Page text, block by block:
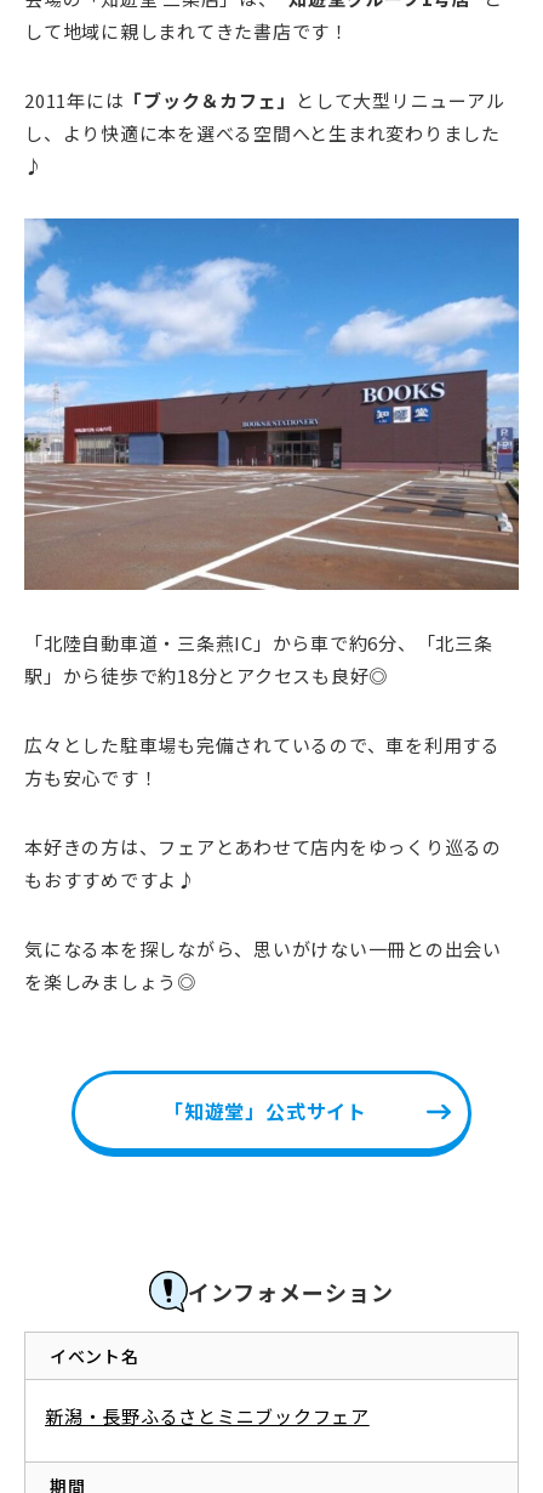
して地域に親しまれてきた書店です！
2011年には 「ブック＆カフェ」
として大型リニューアル
し、より快適に本を選べる空間へと生まれ変わりました
♪
「北陸自動車道・三条燕IC」から車で約6分、「北三条
駅」から徒歩で約18分とアクセスも良好◎
広々とした駐車場も完備されているので、車を利用する
方も安心です！
本好きの方は、フェアとあわせて店内をゆっくり巡るの
もおすすめですよ♪
気になる本を探しながら、思いがけない一冊との出会い
を楽しみましょう◎
「知遊堂」公式サイト
インフォメーション
イベント名
新潟・長野ふるさとミニブックフェア
期間